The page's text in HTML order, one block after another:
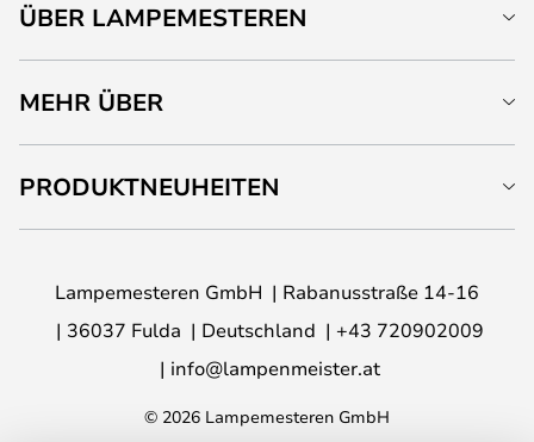
ÜBER LAMPEMESTEREN
MEHR ÜBER
PRODUKTNEUHEITEN
Lampemesteren GmbH
Rabanusstraße 14-16
36037 Fulda
Deutschland
+43 720902009
info@lampenmeister.at
© 2026 Lampemesteren GmbH